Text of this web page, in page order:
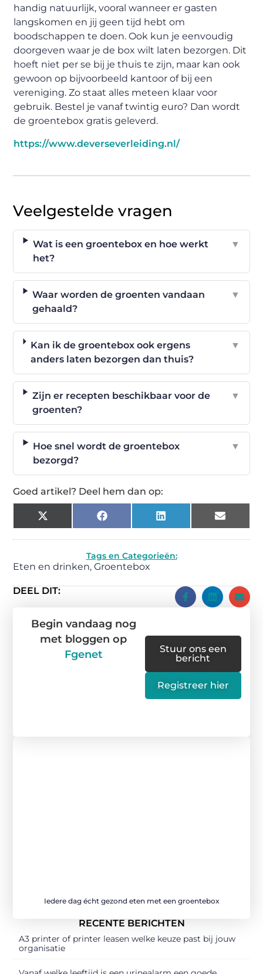
handig natuurlijk, vooral wanneer er gasten
langskomen en jij geen tijd hebt om
boodschappen te doen. Ook kun je eenvoudig
doorgeven waar je de box wilt laten bezorgen. Dit
hoeft niet per se bij je thuis te zijn, maar kan ook
gewoon op bijvoorbeeld kantoor of bij een
vereniging. Zo staat alles meteen klaar voor
gebruik. Bestel je vanaf twintig euro? Dan wordt
de groentebox gratis geleverd.
https://www.deverseverleiding.nl/
Veelgestelde vragen
Wat is een groentebox en hoe werkt
het?
▼
Waar worden de groenten vandaan
gehaald?
▼
Kan ik de groentebox ook ergens
anders laten bezorgen dan thuis?
▼
Zijn er recepten beschikbaar voor de
groenten?
▼
Hoe snel wordt de groentebox
bezorgd?
▼
Goed artikel? Deel hem dan op:
X
(Twitter)
Facebook LinkedIn Email
Tags en Categorieën:
Eten en drinken,Groentebox
DEEL DIT:
Iedere dag écht gezond eten met een groentebox
RECENTE BERICHTEN
A3 printer of printer leasen welke keuze past bij jouw
organisatie
Begin vandaag nog
met bloggen op
Fgenet
Stuur ons een
bericht
Registreer hier